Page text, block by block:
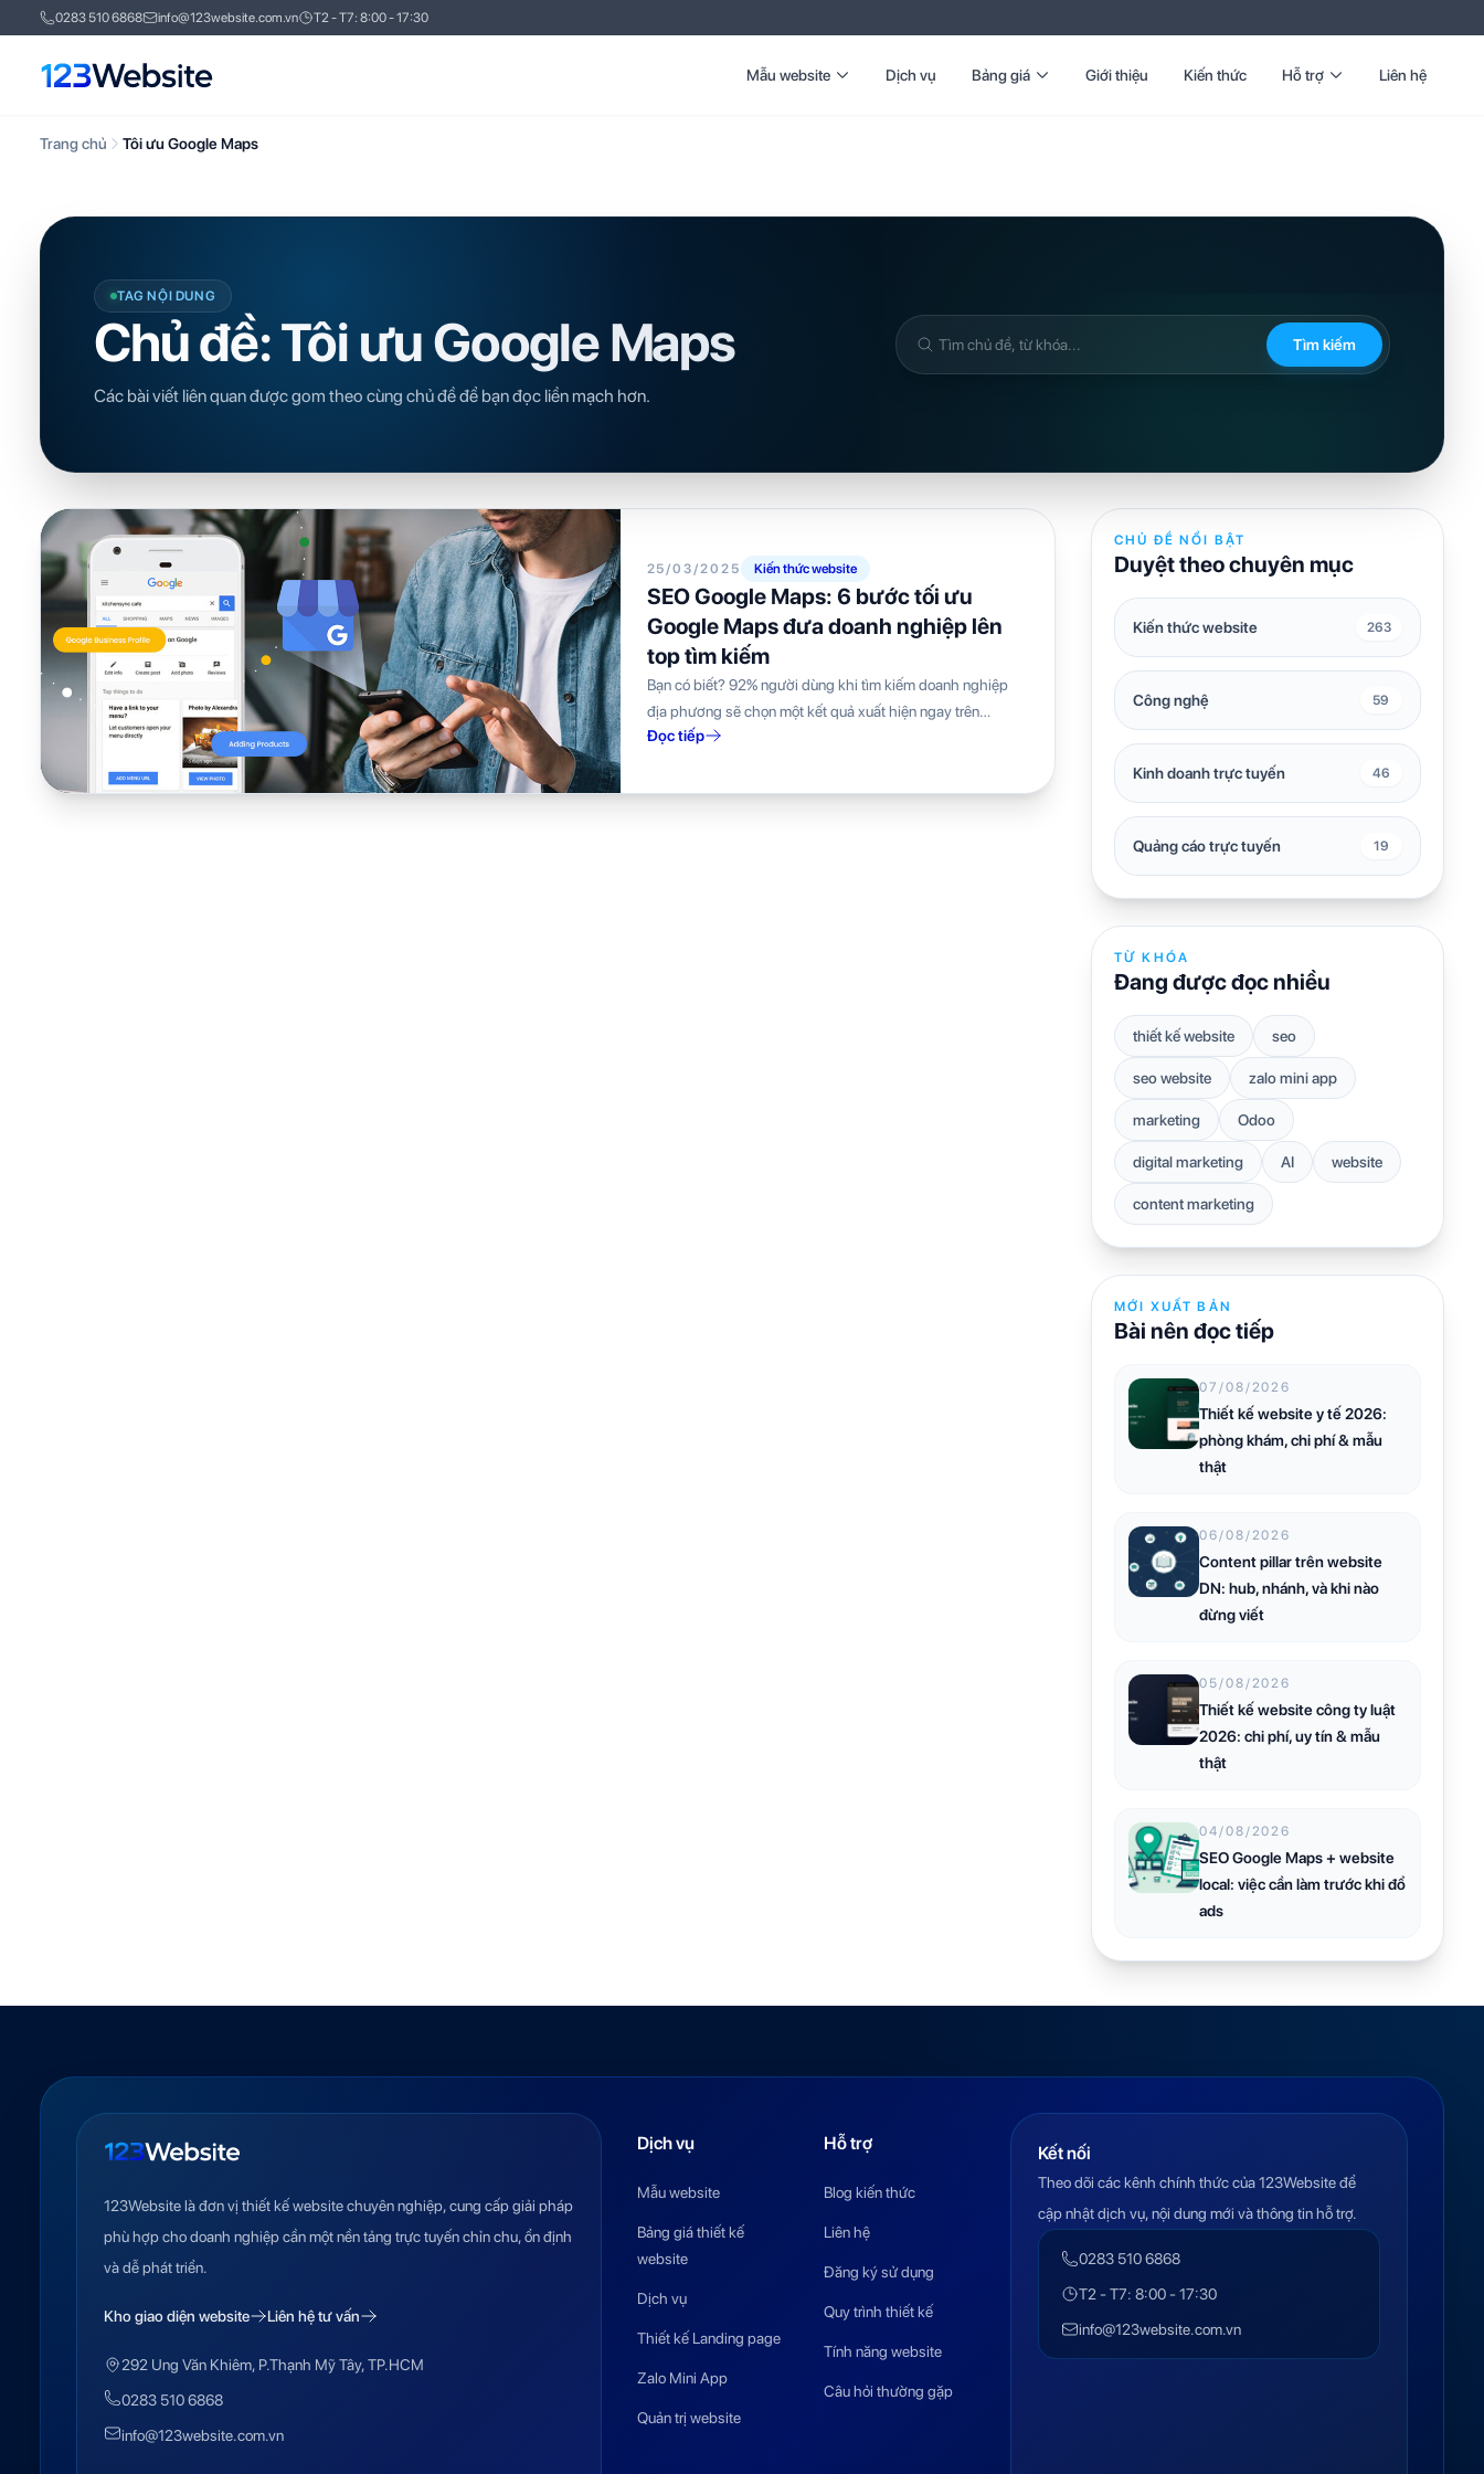
0283 510 6868 info@123website.com.vn T2 - T7: 8:00 - 17:30
Mẫu website Dịch vụ Bảng giá Giới thiệu Kiến thức Hỗ trợ Liên hệ
Trang chủ Tôi ưu Google Maps
TAG NỘI DUNG
Chủ đề: Tôi ưu Google Maps
Các bài viết liên quan được gom theo cùng chủ đề để bạn đọc liền mạch hơn.
Tìm
trong
Tìm kiếm
25/03/2025 Kiến thức website
SEO Google Maps: 6 bước tối ưu
Google Maps đưa doanh nghiệp lên
top tìm kiếm
Bạn có biết? 92% người dùng khi tìm kiếm doanh nghiệp
địa phương sẽ chọn một kết quả xuất hiện ngay trên
Google Maps....
Đọc tiếp
CHỦ ĐỀ NỔI BẬT
Duyệt theo chuyên mục
Kiến thức website 263
Công nghệ 59
Kinh doanh trực tuyến 46
Quảng cáo trực tuyến 19
TỪ KHÓA
Đang được đọc nhiều
thiết kế website seo
seo website zalo mini app
marketing Odoo
digital marketing AI website
content marketing
MỚI XUẤT BẢN
Bài nên đọc tiếp
07/08/2026
Thiết kế website y tế 2026:
phòng khám, chi phí & mẫu
thật
06/08/2026
Content pillar trên website
DN: hub, nhánh, và khi nào
đừng viết
05/08/2026
Thiết kế website công ty luật
2026: chi phí, uy tín & mẫu
thật
04/08/2026
SEO Google Maps + website
local: việc cần làm trước khi đổ
ads
123Website là đơn vị thiết kế website chuyên nghiệp, cung cấp giải pháp
phù hợp cho doanh nghiệp cần một nền tảng trực tuyến chỉn chu, ổn định
và dễ phát triển.
Kho giao diện website Liên hệ tư vấn
292 Ung Văn Khiêm, P.Thạnh Mỹ Tây, TP.HCM
0283 510 6868
info@123website.com.vn
Dịch vụ
Mẫu website
Bảng giá thiết kế
website
Dịch vụ
Thiết kế Landing page
Zalo Mini App
Quản trị website
Hỗ trợ
Blog kiến thức
Liên hệ
Đăng ký sử dụng
Quy trình thiết kế
Tính năng website
Câu hỏi thường gặp
Kết nối
Theo dõi các kênh chính thức của 123Website để
cập nhật dịch vụ, nội dung mới và thông tin hỗ trợ.
0283 510 6868
T2 - T7: 8:00 - 17:30
info@123website.com.vn